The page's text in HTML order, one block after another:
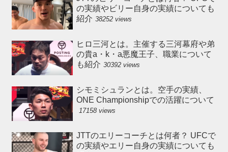
の実績やビリー自身の実績についても
紹介 38252 views
ヒロ三河とは。主催する三河幕府や弟
の貴a・k・a悪魔王子、職業について
も紹介 30392 views
シモミシュランとは。空手の実績、
ONE Championshipでの活躍について
17158 views
JTTのエリーコーチとは何者？ UFCで
の実績やエリー自身の実績についても